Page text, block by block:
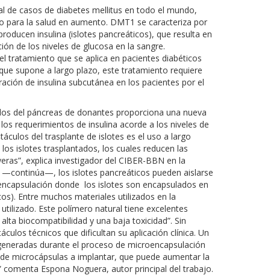
de casos de diabetes mellitus en todo el mundo,
para la salud en aumento. DMT1 se caracteriza por
insulina (islotes pancreáticos), que resulta en
de los niveles de glucosa en la sangre.
tratamiento que se aplica en pacientes diabéticos
supone a largo plazo, este tratamiento requiere
de insulina subcutánea en los pacientes por el
del páncreas de donantes proporciona una nueva
requerimientos de insulina acorde a los niveles de
del trasplante de islotes es el uso a largo
islotes trasplantados, los cuales reducen las
explica investigador del CIBER-BBN en la
—continúa—, los islotes pancreáticos pueden aislarse
donde los islotes son encapsulados en
Entre muchos materiales utilizados en la
Este polímero natural tiene excelentes
biocompatibilidad y una baja toxicidad”. Sin
técnicos que dificultan su aplicación clínica. Un
durante el proceso de microencapsulación
microcápsulas a implantar, que puede aumentar la
Espona Noguera, autor principal del trabajo.